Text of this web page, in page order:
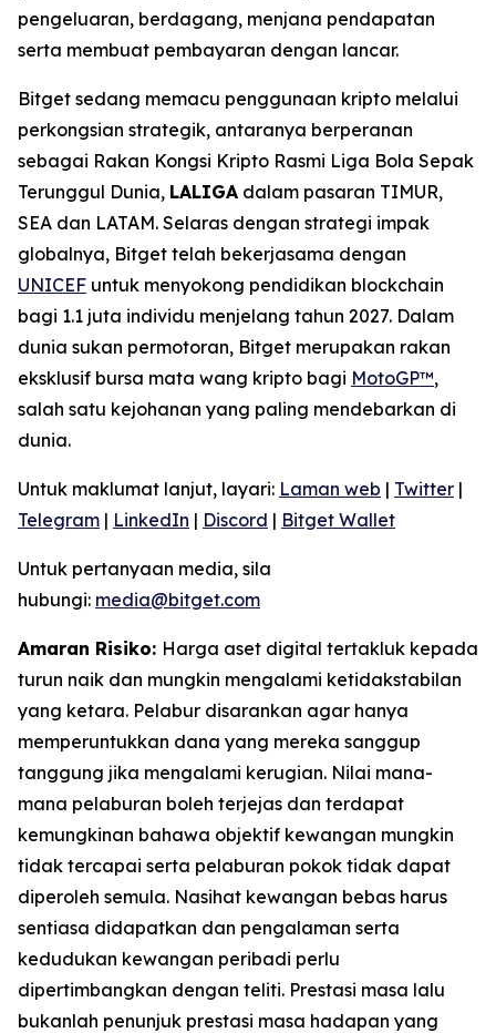
pengeluaran, berdagang, menjana pendapatan
serta membuat pembayaran dengan lancar.
Bitget sedang memacu penggunaan kripto melalui
perkongsian strategik, antaranya berperanan
sebagai Rakan Kongsi Kripto Rasmi Liga Bola Sepak
Terunggul Dunia, LALIGA dalam pasaran TIMUR,
SEA dan LATAM. Selaras dengan strategi impak
globalnya, Bitget telah bekerjasama dengan
UNICEF untuk menyokong pendidikan blockchain
bagi 1.1 juta individu menjelang tahun 2027. Dalam
dunia sukan permotoran, Bitget merupakan rakan
eksklusif bursa mata wang kripto bagi MotoGP™,
salah satu kejohanan yang paling mendebarkan di
dunia.
Untuk maklumat lanjut, layari: Laman web | Twitter |
Telegram | LinkedIn | Discord | Bitget Wallet
Untuk pertanyaan media, sila
hubungi: media@bitget.com
Amaran Risiko: Harga aset digital tertakluk kepada
turun naik dan mungkin mengalami ketidakstabilan
yang ketara. Pelabur disarankan agar hanya
memperuntukkan dana yang mereka sanggup
tanggung jika mengalami kerugian. Nilai mana-
mana pelaburan boleh terjejas dan terdapat
kemungkinan bahawa objektif kewangan mungkin
tidak tercapai serta pelaburan pokok tidak dapat
diperoleh semula. Nasihat kewangan bebas harus
sentiasa didapatkan dan pengalaman serta
kedudukan kewangan peribadi perlu
dipertimbangkan dengan teliti. Prestasi masa lalu
bukanlah penunjuk prestasi masa hadapan yang